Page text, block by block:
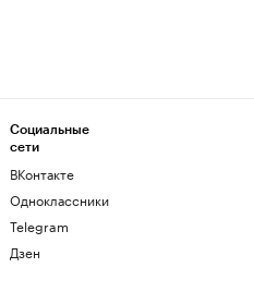
Социальные
сети
ВКонтакте
Одноклассники
Telegram
Дзен